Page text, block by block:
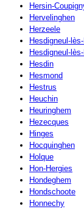
Hersin-
Hervelinghen
Herzeele
Hesdigneul-
Hesdigneul-
Hesdin
Hesmond
Hestrus
Heuchin
Heuringhem
Hezecques
Hinges
Hocquinghen
Holque
Hon-Hergies
Hondeghem
Hondschoote
Honnechy